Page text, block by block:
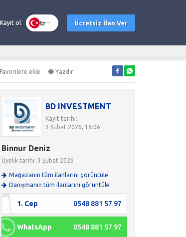
Kayıt ol tr Ücretsiz İlan Ver
Favorilere ekle Yazdır
BD INVESTMENT
Kayıt tarihi:
3 Şubat 2026, 18:06
Binnur Deniz
Üyelik tarihi: 3 Şubat 2026
Mağazanın tüm ilanlarını görüntüle
Danışmanın tüm ilanlarını görüntüle
1. Cep 0548 881 57 97
WhatsApp 0548 881 57 97